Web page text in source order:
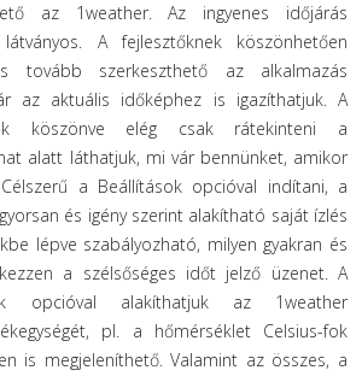
az 1weather. Az ingyenes időjárás
A fejlesztőknek köszönhetően
tovább szerkeszthető az alkalmazás
az aktuális időképhez is igazíthatjuk. A
köszönve elég csak rátekinteni a
alatt láthatjuk, mi vár bennünket, amikor
a Beállítások opcióval indítani, a
és igény szerint alakítható saját ízlés
lépve szabályozható, milyen gyakran és
a szélsőséges időt jelző üzenet. A
opcióval alakíthatjuk az 1weather
pl. a hőmérséklet Celsius-fok
is megjeleníthető. Valamint az összes, a